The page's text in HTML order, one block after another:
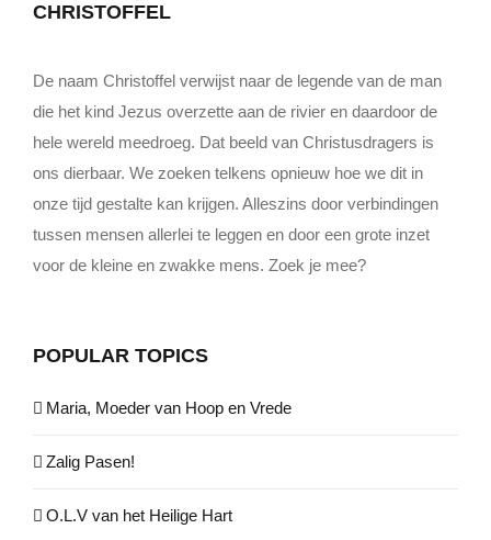
CHRISTOFFEL
De naam Christoffel verwijst naar de legende van de man
die het kind Jezus overzette aan de rivier en daardoor de
hele wereld meedroeg. Dat beeld van Christusdragers is
ons dierbaar. We zoeken telkens opnieuw hoe we dit in
onze tijd gestalte kan krijgen. Alleszins door verbindingen
tussen mensen allerlei te leggen en door een grote inzet
voor de kleine en zwakke mens. Zoek je mee?
POPULAR TOPICS
Maria, Moeder van Hoop en Vrede
Zalig Pasen!
O.L.V van het Heilige Hart